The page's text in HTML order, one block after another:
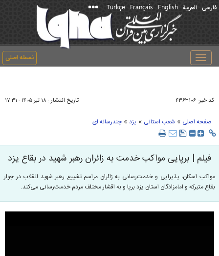
فارسی العربیة English
Français
Türkçe
نسخه اصلی
Toggle
navigation
کد خبر: ۴۳۶۳۱۰۶ تاریخ انتشار : ۱۸ تير ۱۴۰۵ - ۱۷:۳۱
صفحه اصلی » شعب استانی » یزد » چندرسانه ای
فیلم | برپایی مواکب خدمت‌ به زائران رهبر شهید در بقاع یزد
مواکب اسکان، پذیرایی و خدمت‌رسانی به زائران مراسم تشییع رهبر شهید انقلاب در جوار
بقاع متبرکه و امامزادگان استان یزد برپا و به اقشار مختلف مردم خدمت‌رسانی می‌کند.